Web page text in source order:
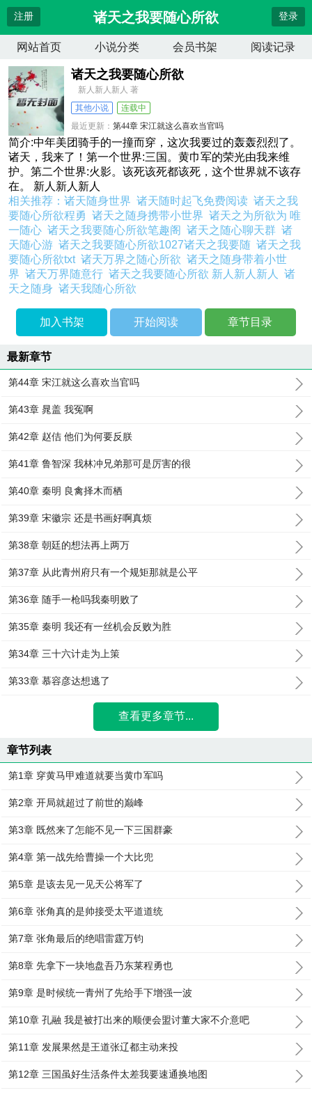
注册 诸天之我要随心所欲 登录
网站首页 小说分类 会员书架 阅读记录
诸天之我要随心所欲
新人新人新人 著
其他小说
连载中
最近更新：第44章 宋江就这么喜欢当官吗
更新时间：2026-07-14 19:16:43
简介:中年美团骑手的一撞而穿，这次我要过的轰轰烈烈了。
诸天，我来了！第一个世界:三国。黄巾军的荣光由我来维
护。第二个世界:火影。该死该死都该死，这个世界就不该存
在。 新人新人新人
相关推荐：诸天随身世界诸天随时起飞免费阅读诸天之我
要随心所欲程勇诸天之随身携带小世界诸天之为所欲为 唯
一随心诸天之我要随心所欲笔趣阁诸天之随心聊天群诸
天随心游诸天之我要随心所欲1027诸天之我要随诸天之我
要随心所欲txt诸天万界之随心所欲诸天之随身带着小世
界诸天万界随意行诸天之我要随心所欲 新人新人新人诸
天之随身诸天我随心所欲
加入书架 开始阅读 章节目录
最新章节
第44章 宋江就这么喜欢当官吗
第43章 晁盖 我冤啊
第42章 赵佶 他们为何要反朕
第41章 鲁智深 我林冲兄弟那可是厉害的很
第40章 秦明 良禽择木而栖
第39章 宋徽宗 还是书画好啊真烦
第38章 朝廷的想法再上两万
第37章 从此青州府只有一个规矩那就是公平
第36章 随手一枪吗我秦明败了
第35章 秦明 我还有一丝机会反败为胜
第34章 三十六计走为上策
第33章 慕容彦达想逃了
查看更多章节...
章节列表
第1章 穿黄马甲难道就要当黄巾军吗
第2章 开局就超过了前世的巅峰
第3章 既然来了怎能不见一下三国群豪
第4章 第一战先给曹操一个大比兜
第5章 是该去见一见天公将军了
第6章 张角真的是帅接受太平道道统
第7章 张角最后的绝唱雷霆万钧
第8章 先拿下一块地盘吾乃东莱程勇也
第9章 是时候统一青州了先给手下增强一波
第10章 孔融 我是被打出来的顺便会盟讨董大家不介意吧
第11章 发展果然是王道张辽都主动来投
第12章 三国虽好生活条件太差我要速通换地图